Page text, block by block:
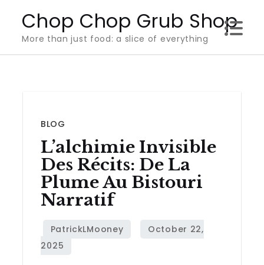
content
Chop Chop Grub Shop
More than just food: a slice of everything
BLOG
L’alchimie Invisible
Des Récits: De La
Plume Au Bistouri
Narratif